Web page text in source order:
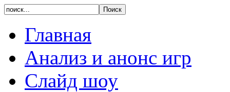
Главная
Анализ и анонс игр
Слайд шоу